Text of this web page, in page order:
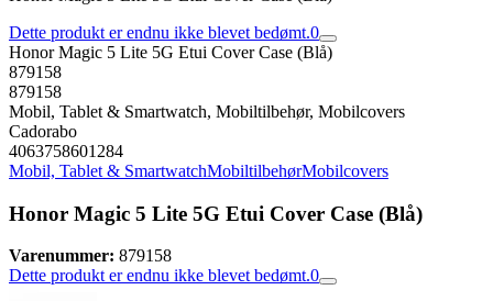
Dette produkt er endnu ikke blevet bedømt.0
Honor Magic 5 Lite 5G Etui Cover Case (Blå)
879158
879158
Mobil, Tablet & Smartwatch, Mobiltilbehør, Mobilcovers
Cadorabo
4063758601284
Mobil, Tablet & SmartwatchMobiltilbehørMobilcovers
Honor Magic 5 Lite 5G Etui Cover Case (Blå)
Varenummer: 879158
Dette produkt er endnu ikke blevet bedømt.0